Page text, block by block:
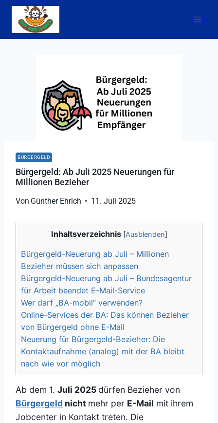
Zum
Inhalt
springen
BÜRGERGELD
Bürgergeld: Ab Juli 2025 Neuerungen für
Millionen Bezieher
Von Günther Ehrich 11. Juli 2025
Inhaltsverzeichnis [Ausblenden]
Bürgergeld-Neuerung ab Juli – Millionen
Bezieher müssen sich anpassen
Bürgergeld-Neuerung ab Juli – Bundesagentur
für Arbeit beendet E-Mail-Service
Wer darf „BA-mobil“ verwenden?
Online-Services der BA: Das können Bezieher
von Bürgergeld ohne E-Mail
Neuerung für Bürgergeld-Bezieher: Die
Kontaktaufnahme (analog) mit der BA bleibt
nach wie vor möglich
Ab dem 1. Juli 2025 dürfen Bezieher von
Bürgergeld nicht mehr per E-Mail mit ihrem
Jobcenter in Kontakt treten. Die